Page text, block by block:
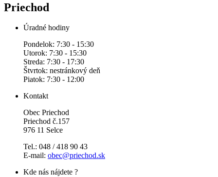
Priechod
Úradné hodiny
Pondelok: 7:30 - 15:30
Utorok: 7:30 - 15:30
Streda: 7:30 - 17:30
Štvrtok: nestránkový deň
Piatok: 7:30 - 12:00
Kontakt
Obec Priechod
Priechod č.157
976 11 Selce
Tel.: 048 / 418 90 43
E-mail: obec@priechod.sk
Kde nás nájdete ?